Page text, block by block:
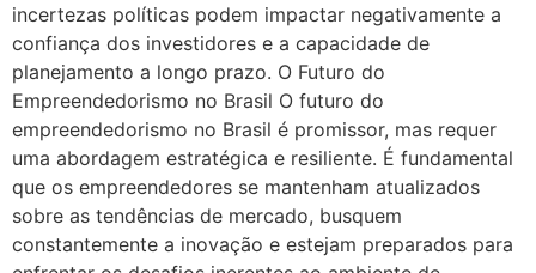
incertezas políticas podem impactar negativamente a
confiança dos investidores e a capacidade de
planejamento a longo prazo. O Futuro do
Empreendedorismo no Brasil O futuro do
empreendedorismo no Brasil é promissor, mas requer
uma abordagem estratégica e resiliente. É fundamental
que os empreendedores se mantenham atualizados
sobre as tendências de mercado, busquem
constantemente a inovação e estejam preparados para